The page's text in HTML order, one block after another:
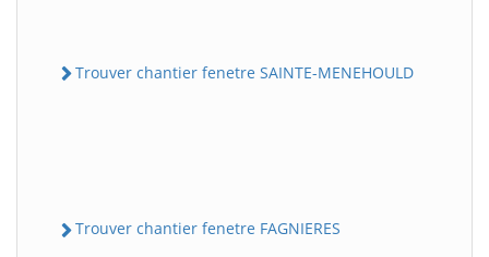
Trouver chantier fenetre SAINTE-MENEHOULD
Trouver chantier fenetre FAGNIERES